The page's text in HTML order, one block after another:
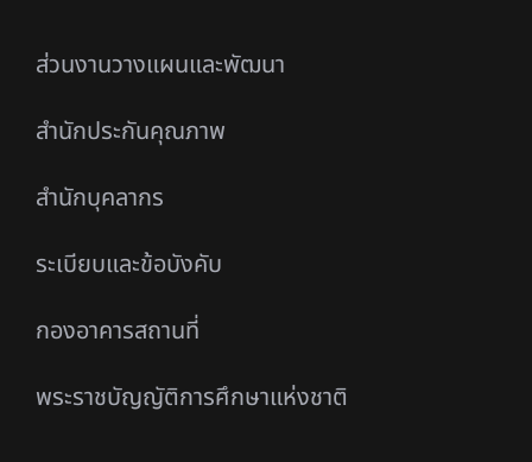
ส่วนงานวางแผนและพัฒนา
สำนักประกันคุณภาพ
สำนักบุคลากร
ระเบียบและข้อบังคับ
กองอาคารสถานที่
พระราชบัญญัติการศึกษาแห่งชาติ